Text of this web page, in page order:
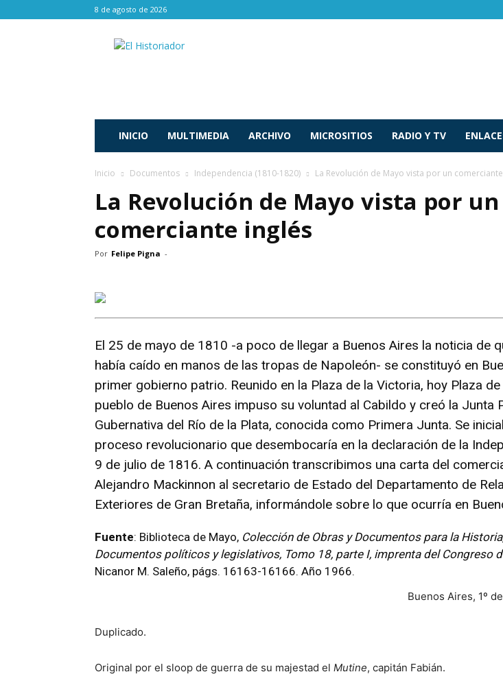
8 de agosto de 2026
El
INICIO MULTIMEDIA ARCHIVO MICROSITIOS RADIO Y TV
Inicio Documentos Independencia (1810-1820) La Revolución de Mayo vista por un
La Revolución de Mayo vista por un
comerciante inglés
Por Felipe Pigna -
El 25 de mayo de 1810 -a poco de llegar a Buenos Aires la noticia de
había caído en manos de las tropas de Napoleón- se constituyó en
primer gobierno patrio. Reunido en la Plaza de la Victoria, hoy Plaza
pueblo de Buenos Aires impuso su voluntad al Cabildo y creó la Junta
Gubernativa del Río de la Plata, conocida como Primera Junta. Se
proceso revolucionario que desembocaría en la declaración de la
9 de julio de 1816. A continuación transcribimos una carta del
Alejandro Mackinnon al secretario de Estado del Departamento de
Exteriores de Gran Bretaña, informándole sobre lo que ocurría en
Fuente: Biblioteca de Mayo, Colección de Obras y Documentos para la
Documentos políticos y legislativos, Tomo 18, parte I, imprenta del Congreso
Nicanor M. Saleño, págs. 16163-16166. Año 1966.
Buenos Aires, 1º
Duplicado.
Original por el sloop de guerra de su majestad el Mutine, capitán Fabián.